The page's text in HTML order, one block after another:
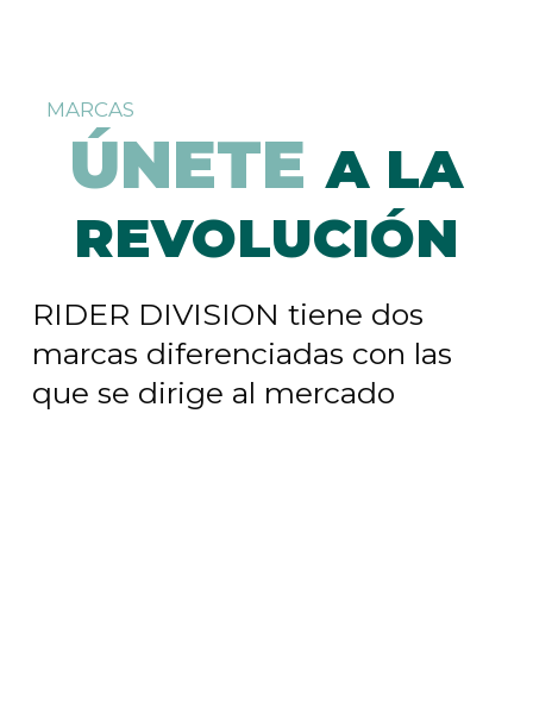
MARCAS
ÚNETEA LA
REVOLUCIÓN
RIDER DIVISION tiene dos
marcas diferenciadas con las
que se dirige al mercado